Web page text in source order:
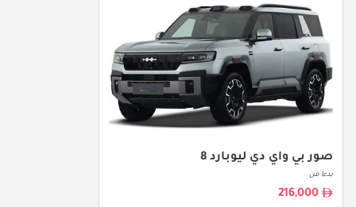
صور بي واي دي ليوبارد 8
بدءا من
216,000